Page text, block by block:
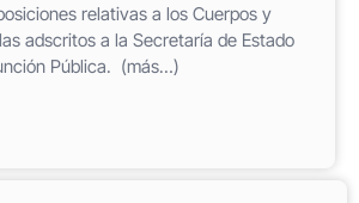
relativas a los Cuerpos y
adscritos a la Secretaría de Estado
Pública. (más…)